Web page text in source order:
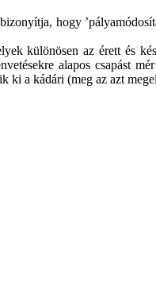
hogy
különösen az érett és
alapos
ki a kádári (meg az azt